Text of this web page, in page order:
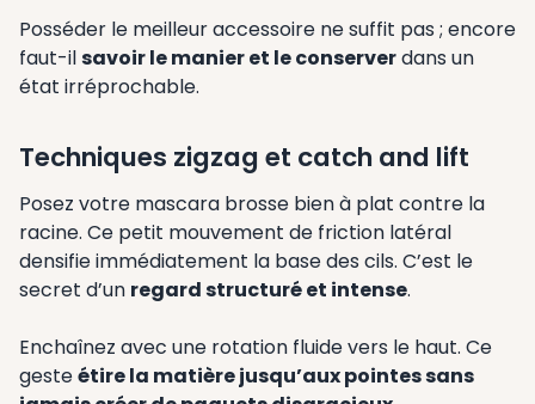
Posséder le meilleur accessoire ne suffit pas ; encore
faut-ilsavoir le manier et le conserverdans un
état irréprochable.
Techniques zigzag et catch and lift
Posez votre mascara brosse bien à plat contre la
racine. Ce petit mouvement de friction latéral
densifie immédiatement la base des cils. C’est le
secret d’un regard structuré et intense.
Enchaînez avec une rotation fluide vers le haut. Ce
gesteétire la matière jusqu’aux pointes sans